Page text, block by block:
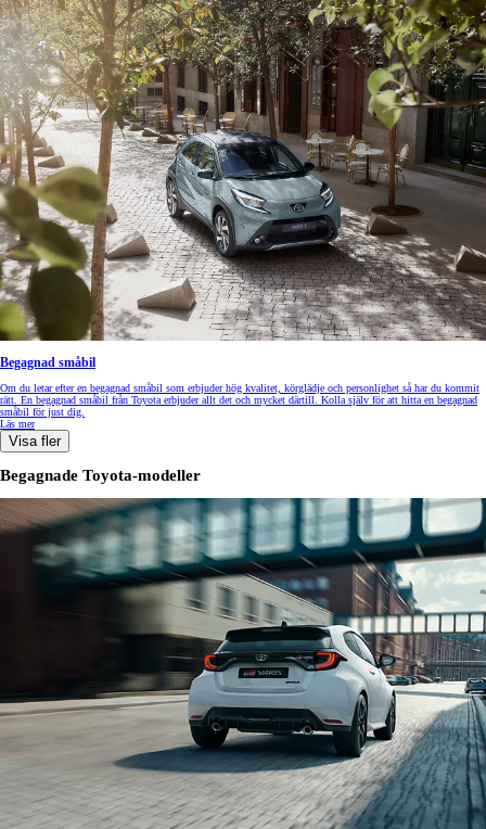
Begagnad småbil
Om du letar efter en begagnad småbil som erbjuder hög kvalitet, körglädje och personlighet så har du kommit
rätt. En begagnad småbil från Toyota erbjuder allt det och mycket därtill. Kolla själv för att hitta en begagnad
småbil för just dig.
Läs mer
Visa fler
Begagnade Toyota-modeller